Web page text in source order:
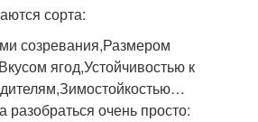
Сорта для хранения
сорта:
созревания,Размером
ягод,Устойчивостью к
очень просто: